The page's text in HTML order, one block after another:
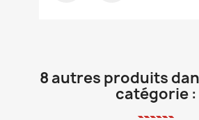
8 autres produits
catégorie :